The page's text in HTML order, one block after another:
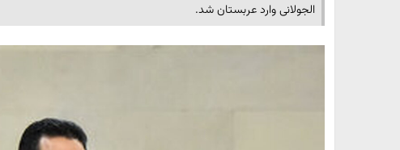
الجولانی وارد عربستان شد.